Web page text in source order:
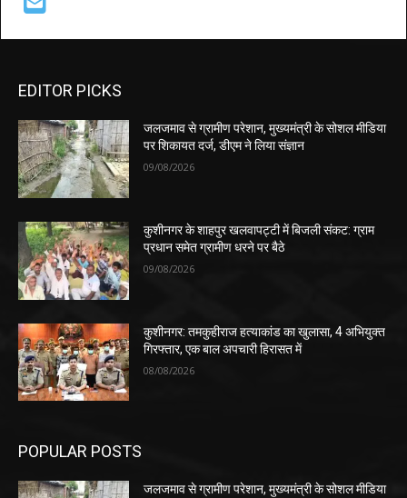
EDITOR PICKS
जलजमाव से ग्रामीण परेशान, मुख्यमंत्री के सोशल मीडिया
पर शिकायत दर्ज, डीएम ने लिया संज्ञान
09/08/2026
कुशीनगर के शाहपुर खलवापट्टी में बिजली संकट: ग्राम
प्रधान समेत ग्रामीण धरने पर बैठे
09/08/2026
कुशीनगर: तमकुहीराज हत्याकांड का खुलासा, 4 अभियुक्त
गिरफ्तार, एक बाल अपचारी हिरासत में
08/08/2026
POPULAR POSTS
जलजमाव से ग्रामीण परेशान, मुख्यमंत्री के सोशल मीडिया